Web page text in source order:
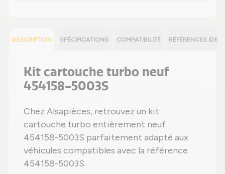
DESCRIPTION SPÉCIFICATIONS COMPATIBILITÉ RÉFÉRENCES
Kit cartouche turbo neuf
454158-5003S
Chez Alsapièces, retrouvez un kit
cartouche turbo entièrement neuf
454158-5003S parfaitement adapté aux
véhicules compatibles avec la référence
454158-5003S.